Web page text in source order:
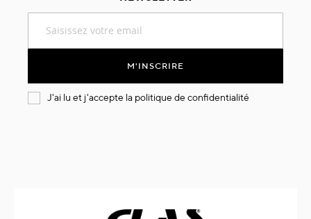
notre
M'INSCRIRE
J'ai lu et j'accepte la politique de confidentialité